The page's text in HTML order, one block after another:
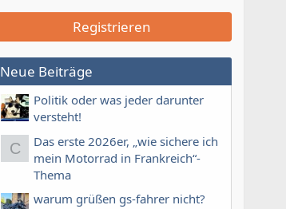
Registrieren
Neue Beiträge
Politik oder was jeder darunter
versteht!
C
Das erste 2026er, „wie sichere ich
mein Motorrad in Frankreich“-
Thema
warum grüßen gs-fahrer nicht?